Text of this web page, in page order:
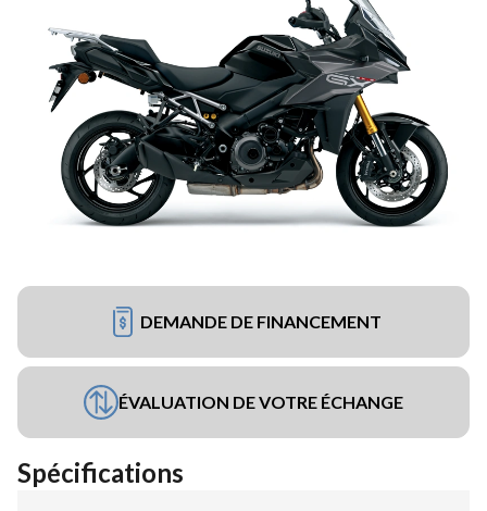
DEMANDE DE FINANCEMENT
ÉVALUATION DE VOTRE ÉCHANGE
Spécifications